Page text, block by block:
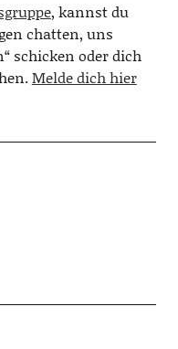
, kannst du
chatten, uns
schicken oder dich
Melde dich hier